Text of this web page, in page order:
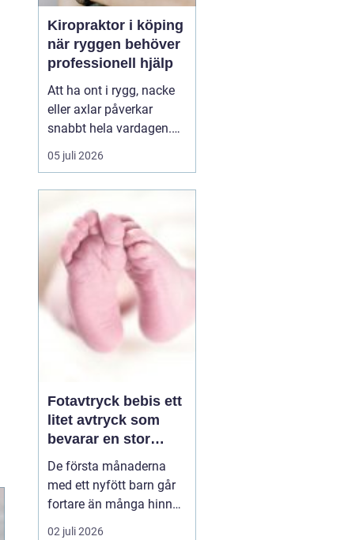
Kiropraktor i köping
när ryggen behöver
professionell hjälp
Att ha ont i rygg, nacke
eller axlar påverkar
snabbt hela vardagen.
Sömn, arbete, träning
och humör hänger ihop
därför en kiropraktor
Köping när värken inte
längre går över av sig
själv, eller när
återkommand...
05 juli 2026
Fotavtryck bebis ett
litet avtryck som
bevarar en stor
stund
De första månaderna
med ett nyfött barn går
fortare än många hinner
med. Ena dagen ryms
02 juli 2026